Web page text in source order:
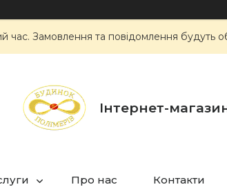
час. Замовлення та повідомлення
Інтернет-
Про нас Контакти